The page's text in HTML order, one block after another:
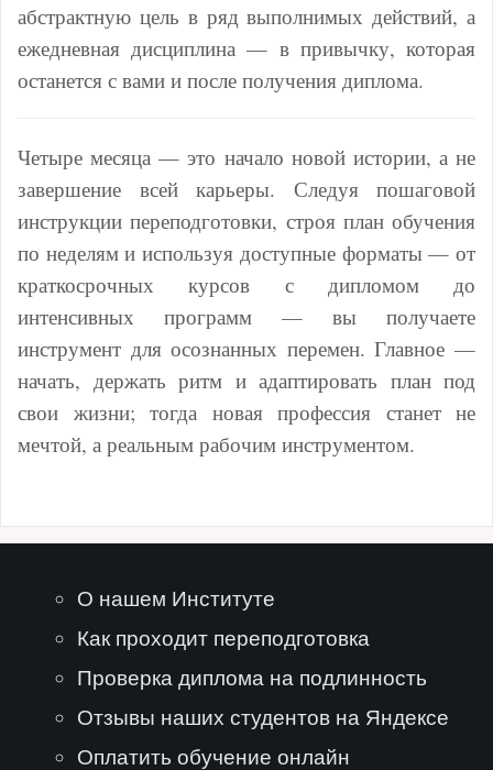
абстрактную цель в ряд выполнимых действий, а
ежедневная дисциплина — в привычку, которая
останется с вами и после получения диплома.
Четыре месяца — это начало новой истории, а не
завершение всей карьеры. Следуя пошаговой
инструкции переподготовки, строя план обучения
по неделям и используя доступные форматы — от
краткосрочных курсов с дипломом до
интенсивных программ — вы получаете
инструмент для осознанных перемен. Главное —
начать, держать ритм и адаптировать план под
свои жизни; тогда новая профессия станет не
мечтой, а реальным рабочим инструментом.
О нашем Институте
Как проходит переподготовка
Проверка диплома на подлинность
Отзывы наших студентов на Яндексе
Оплатить обучение онлайн